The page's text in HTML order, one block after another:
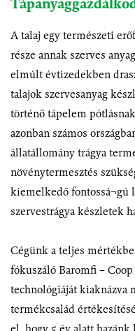
A talaj egy természeti
része annak szerves
elmúlt évtizedekben
talajok szervesanyag
történő tápelem
azonban számos
állatállomány trágya
növénytermesztés
kiemelkedő fontossá¬gú
szervestrágya készletek
Cégünk a teljes
fókuszáló Baromfi –
technológiáját kiaknázva
termékcsalád